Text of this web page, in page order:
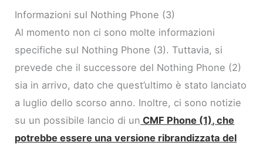
Informazioni sul Nothing Phone (3)
Al momento non ci sono molte informazioni
specifiche sul Nothing Phone (3). Tuttavia, si
prevede che il successore del Nothing Phone (2)
sia in arrivo, dato che quest’ultimo è stato lanciato
a luglio dello scorso anno. Inoltre, ci sono notizie
su un possibile lancio di un CMF Phone (1), che
potrebbe essere una versione ribrandizzata del